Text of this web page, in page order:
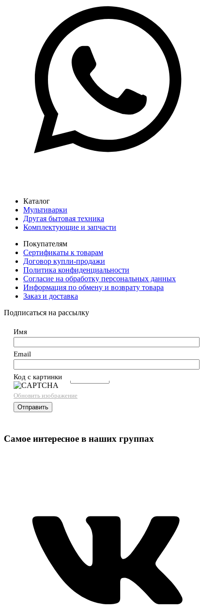
Каталог
Мультиварки
Другая бытовая техника
Комплектующие и запчасти
Покупателям
Сертификаты к товарам
Договор купли-продажи
Политика конфиденциальности
Согласие на обработку персональных данных
Информация по обмену и возврату товара
Заказ и доставка
Подписаться на рассылку
Имя
Email
Код с картинки→
Обновить изображение
Самое интересное в наших группах